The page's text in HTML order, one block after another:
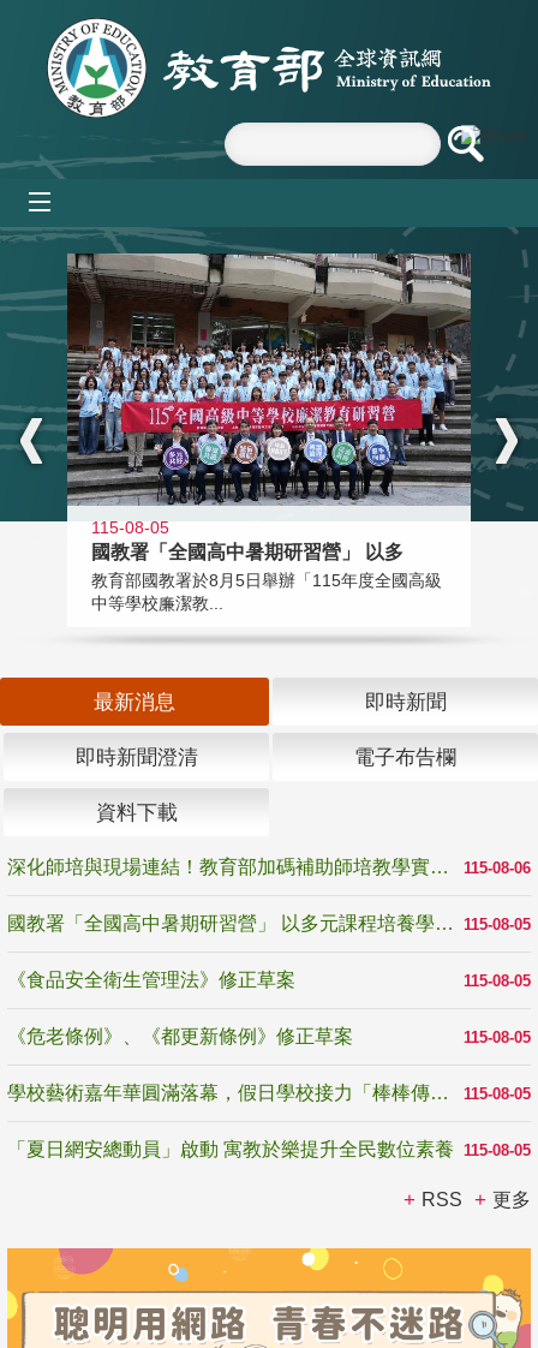
跳到主要內容區塊
:::
115-08-05
國教署「全國高中暑期研習營」 以多
教育部國教署於8月5日舉辦「115年度全國高級
中等學校廉潔教...
最新消息 即時新聞
即時新聞澄清 電子布告欄
資料下載
115-08-06
深化師培與現場連結！教育部加碼補助師培教學實踐研究 10月師培國際研討會交流教學實踐經驗
115-08-05
國教署「全國高中暑期研習營」 以多元課程培養學生瞭解誠信專業與倫理價值
115-08-05
《食品安全衛生管理法》修正草案
115-08-05
《危老條例》、《都更新條例》修正草案
115-08-05
學校藝術嘉年華圓滿落幕，假日學校接力「棒棒傳美感」
115-08-05
「夏日網安總動員」啟動 寓教於樂提升全民數位素養
RSS 更多